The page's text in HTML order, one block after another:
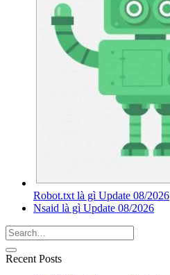
Robot.txt là gì Update 08/2026
Nsaid là gì Update 08/2026
Recent Posts